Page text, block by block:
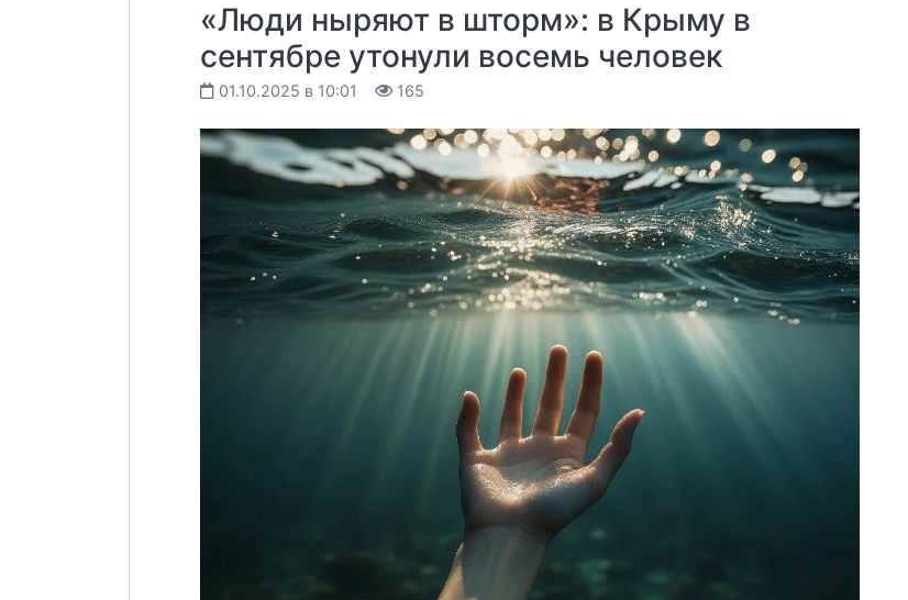
«Люди ныряют в шторм»: в Крыму в
сентябре утонули восемь человек
01.10.2025 в 10:01 165